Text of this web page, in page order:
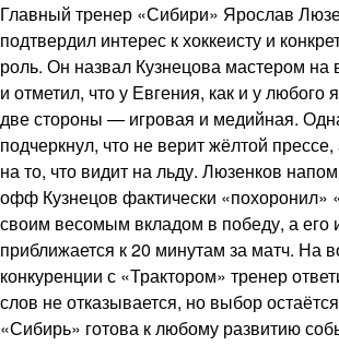
Главный тренер «Сибири» Ярослав
подтвердил интерес к хоккеисту и
роль. Он назвал Кузнецова мастером на
и отметил, что у Евгения, как и у любого
две стороны — игровая и медийная.
подчеркнул, что не верит жёлтой
на то, что видит на льду. Люзенков
офф Кузнецов фактически «похоронил»
своим весомым вкладом в победу, а его
приближается к 20 минутам за матч. На
конкуренции с «Трактором» тренер
слов не отказывается, но выбор
«Сибирь» готова к любому развитию